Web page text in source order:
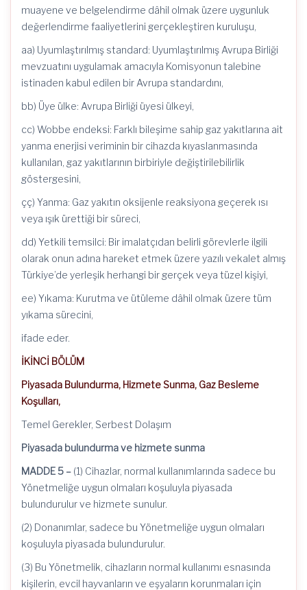
muayene ve belgelendirme dâhil olmak üzere uygunluk
değerlendirme faaliyetlerini gerçekleştiren kuruluşu,
aa) Uyumlaştırılmış standard: Uyumlaştırılmış Avrupa Birliği
mevzuatını uygulamak amacıyla Komisyonun talebine
istinaden kabul edilen bir Avrupa standardını,
bb) Üye ülke: Avrupa Birliği üyesi ülkeyi,
cc) Wobbe endeksi: Farklı bileşime sahip gaz yakıtlarına ait
yanma enerjisi veriminin bir cihazda kıyaslanmasında
kullanılan, gaz yakıtlarının birbiriyle değiştirilebilirlik
göstergesini,
çç) Yanma: Gaz yakıtın oksijenle reaksiyona geçerek ısı
veya ışık ürettiği bir süreci,
dd) Yetkili temsilci: Bir imalatçıdan belirli görevlerle ilgili
olarak onun adına hareket etmek üzere yazılı vekalet almış
Türkiye’de yerleşik herhangi bir gerçek veya tüzel kişiyi,
ee) Yıkama: Kurutma ve ütüleme dâhil olmak üzere tüm
yıkama sürecini,
ifade eder.
İKİNCİ BÖLÜM
Piyasada Bulundurma, Hizmete Sunma, Gaz Besleme
Koşulları,
Temel Gerekler, Serbest Dolaşım
Piyasada bulundurma ve hizmete sunma
MADDE 5 – (1) Cihazlar, normal kullanımlarında sadece bu
Yönetmeliğe uygun olmaları koşuluyla piyasada
bulundurulur ve hizmete sunulur.
(2) Donanımlar, sadece bu Yönetmeliğe uygun olmaları
koşuluyla piyasada bulundurulur.
(3) Bu Yönetmelik, cihazların normal kullanımı esnasında
kişilerin, evcil hayvanların ve eşyaların korunmaları için